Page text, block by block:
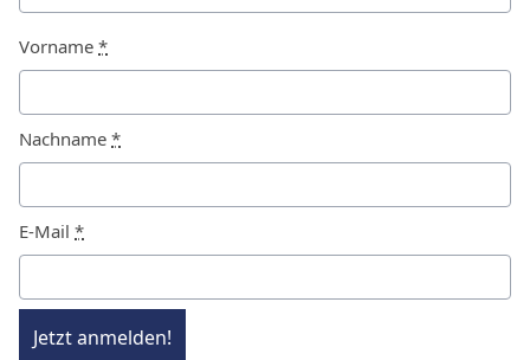
Vorname *
Nachname *
E-Mail *
Jetzt anmelden!